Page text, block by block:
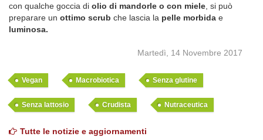
con qualche goccia di olio di mandorle o con miele , si può
preparare un ottimo scrub che lascia la pelle morbida e
luminosa.
Martedì, 14 Novembre 2017
Vegan Macrobiotica Senza glutine
Senza lattosio Crudista Nutraceutica
Tutte le notizie e aggiornamenti